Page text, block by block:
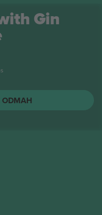
Gin
ODMAH